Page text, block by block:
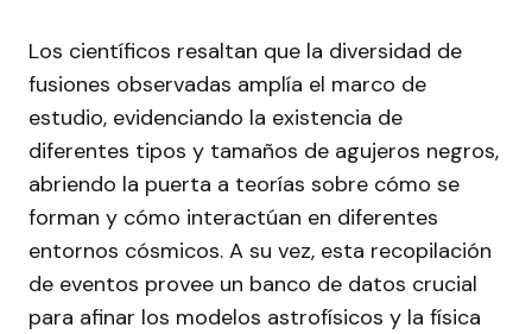
Los científicos resaltan que la diversidad de
fusiones observadas amplía el marco de
estudio, evidenciando la existencia de
diferentes tipos y tamaños de agujeros negros,
abriendo la puerta a teorías sobre cómo se
forman y cómo interactúan en diferentes
entornos cósmicos. A su vez, esta recopilación
de eventos provee un banco de datos crucial
para afinar los modelos astrofísicos y la física